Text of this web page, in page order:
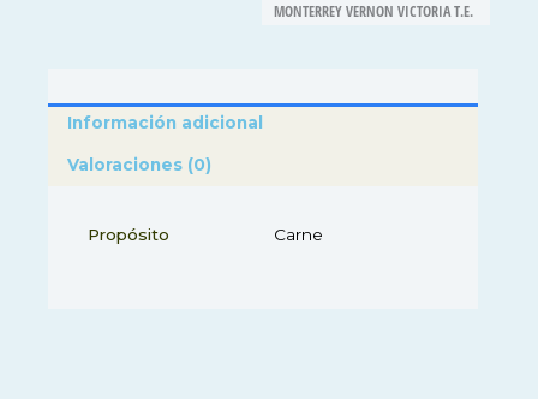
MONTERREY VERNON VICTORIA T.E.
Información adicional
Valoraciones (0)
Propósito Carne